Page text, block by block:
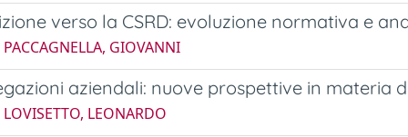
verso la CSRD: evoluzione normativa e
GIOVANNI
aziendali: nuove prospettive in materia
LEONARDO